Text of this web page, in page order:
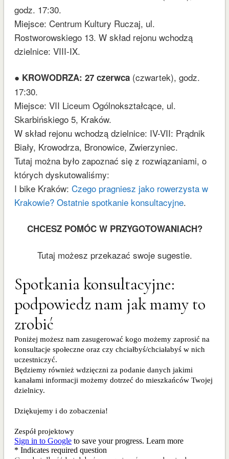
godz. 17:30.
Miejsce: Centrum Kultury Ruczaj, ul.
Rostworowskiego 13. W skład rejonu wchodzą
dzielnice: VIII-IX.
● KROWODRZA: 27 czerwca(czwartek), godz.
17:30.
Miejsce: VII Liceum Ogólnokształcące, ul.
Skarbińskiego 5, Kraków.
W skład rejonu wchodzą dzielnice: IV-VII: Prądnik
Biały, Krowodrza, Bronowice, Zwierzyniec.
Tutaj można było zapoznać się z rozwiązaniami, o
których dyskutowaliśmy:
I bike Kraków: Czego pragniesz jako rowerzysta w
Krakowie? Ostatnie spotkanie konsultacyjne.
CHCESZ POMÓC W PRZYGOTOWANIACH?
Tutaj możesz przekazać swoje sugestie.